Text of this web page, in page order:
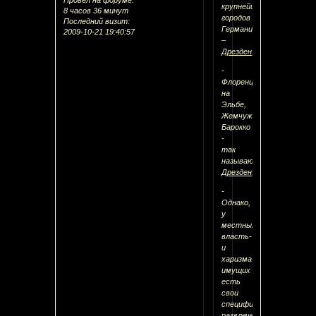
8 часов 36 минут
Последний визит:
2009-10-21 19:40:57
крупнейших
городов
Германии
–
Дрезден
-
Флоренция
на
Эльбе,
Жемчужина
Барокко
-
так
называют
Дрезден
-
Однако,
у
местных
власть-
и
харизма-
имущих
есть
свои
специфические